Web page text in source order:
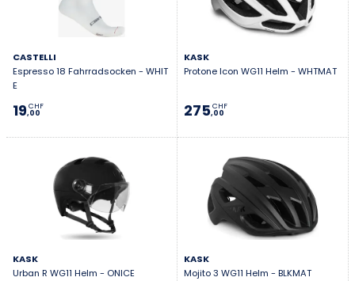
CASTELLI
Espresso 18 Fahrradsocken - WHIT
E
19,00
CHF
KASK
Protone Icon WG11 Helm - WHTMAT
275,00
CHF
KASK
Urban R WG11 Helm - ONICE
KASK
Mojito 3 WG11 Helm - BLKMAT